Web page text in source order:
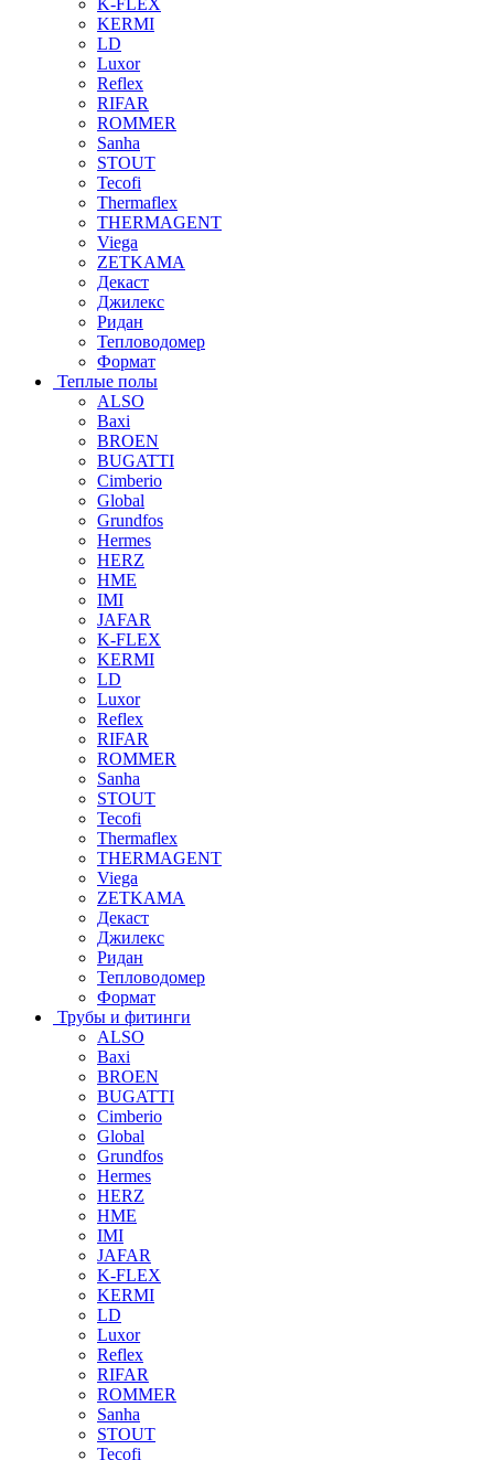
KERMI
LD
Luxor
Reflex
RIFAR
ROMMER
Sanha
STOUT
Tecofi
Thermaflex
THERMAGENT
Viega
ZETKAMA
Декаст
Джилекс
Ридан
Тепловодомер
Формат
Теплые полы
ALSO
Baxi
BROEN
BUGATTI
Cimberio
Global
Grundfos
Hermes
HERZ
HME
IMI
JAFAR
K-FLEX
KERMI
LD
Luxor
Reflex
RIFAR
ROMMER
Sanha
STOUT
Tecofi
Thermaflex
THERMAGENT
Viega
ZETKAMA
Декаст
Джилекс
Ридан
Тепловодомер
Формат
Трубы и фитинги
ALSO
Baxi
BROEN
BUGATTI
Cimberio
Global
Grundfos
Hermes
HERZ
HME
IMI
JAFAR
K-FLEX
KERMI
LD
Luxor
Reflex
RIFAR
ROMMER
Sanha
STOUT
Tecofi